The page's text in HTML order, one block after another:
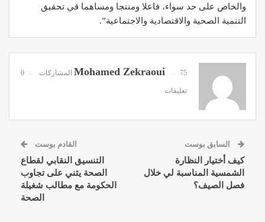
والخاص على حد سواء، فاعلا ومنتجا ومساهما في تحقيق
التنمية الصحية والاقتصادية والاجتماعية”.
Mohamed Zekraoui 75 المشاركات 0
تعليقات
السابق بوست
كيف أختيار النظارة
الشمسية المناسبة لي خلال
فصل الصيف؟
القادم بوست
التنسيق النقابي لقطاع
الصحة يثني على تجاوب
الحكومة مع مطالب شغيلة
الصحة